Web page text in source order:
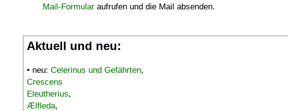
Mail-Formular aufrufen und die Mail absenden.
Aktuell und neu:
• neu: Celerinus und Gefährten,
Crescens
Eleutherius,
Ælfleda,